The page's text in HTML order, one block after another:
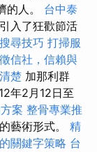
的人。 台中泰
入了狂歡節活
尋技巧 打掃服
信社，信賴與
楚 加那利群
年2月12日至
案 整骨專業推
藝術形式。 精
關鍵字策略 台